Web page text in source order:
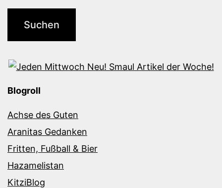
Blogroll
Achse des Guten
Aranitas Gedanken
Fritten, Fußball & Bier
Hazamelistan
KitziBlog